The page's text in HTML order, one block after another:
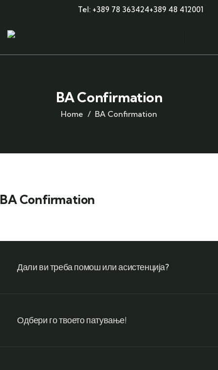
Tel: +389 78 363424+389 48 412001
BA Confirmation
Home BA Confirmation
BA Confirmation
Дали ви треба помош или асистенција?
Одбери го твоето патување!